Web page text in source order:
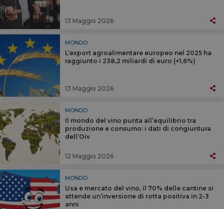
13 Maggio 2026
MONDO
L’export agroalimentare europeo nel 2025 ha
raggiunto i 238,2 miliardi di euro (+1,6%)
13 Maggio 2026
MONDO
Il mondo del vino punta all’equilibrio tra
produzione e consumo: i dati di congiuntura
dell’Oiv
12 Maggio 2026
MONDO
Usa e mercato del vino, il 70% delle cantine si
attende un’inversione di rotta positiva in 2-3
anni